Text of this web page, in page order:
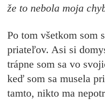
že to nebola moja
Po tom všetkom som
priateľov. Asi si
trápne som sa vo
keď som sa musela
tamto, nikto ma